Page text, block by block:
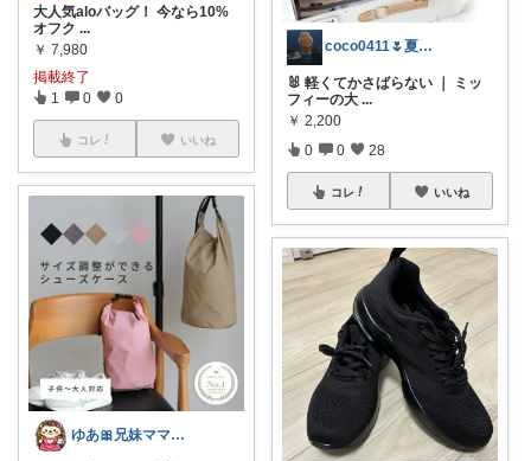
大人気aloバッグ！ 今なら10%
オフク ...
￥ 7,980
掲載終了
1 0 0
コレ いいね
ゆあ🎀兄妹ママの育児と暮らし
coco0411🌷夏グッズ色々🌻
🐰 軽くてかさばらない ｜ ミッ
フィーの大 ...
￥ 2,200
0 0 28
コレ いいね